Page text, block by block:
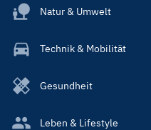
Natur & Umwelt
Technik & Mobilität
Gesundheit
Leben & Lifestyle